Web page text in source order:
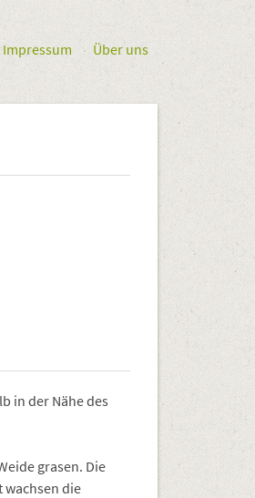
Impressum Über uns
in der Nähe des
grasen. Die
die